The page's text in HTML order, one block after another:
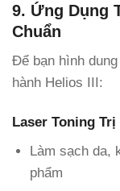
9. Ứng Dụng
Chuẩn
Để bạn hình
hành Helios III:
Laser Toning
Làm sạch da,
phẩm